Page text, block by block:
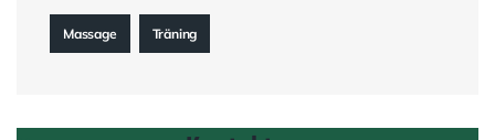
Massage Träning